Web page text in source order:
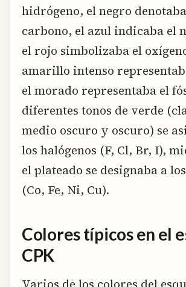
hidrógeno, el negro
carbono, el azul indicaba el
el rojo simbolizaba el
amarillo intenso
el morado representaba el
diferentes tonos de verde
medio oscuro y oscuro) se
los halógenos (F, Cl, Br, I),
el plateado se designaba a
(Co, Fe, Ni, Cu).
Colores típicos en el
CPK